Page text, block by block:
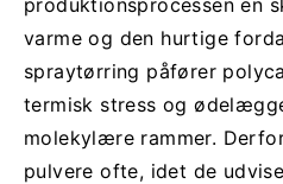
varme og den hurtige
spraytørring påfører
termisk stress og
molekylære rammer.
pulvere ofte, idet de